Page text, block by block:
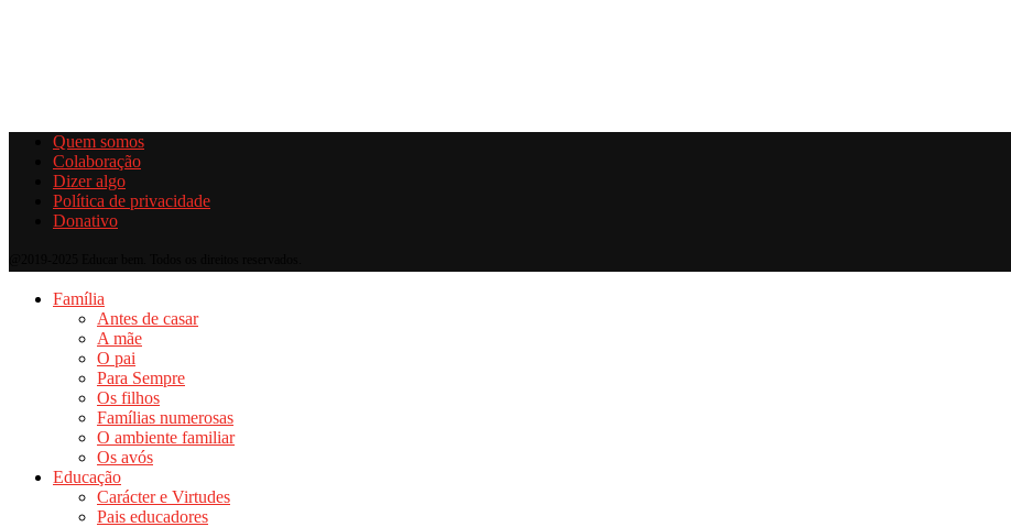
Quem somos
Colaboração
Dizer algo
Política de privacidade
Donativo
Família
Antes de casar
A mãe
O pai
Para Sempre
Os filhos
Famílias numerosas
O ambiente familiar
Os avós
Educação
Carácter e Virtudes
Pais educadores